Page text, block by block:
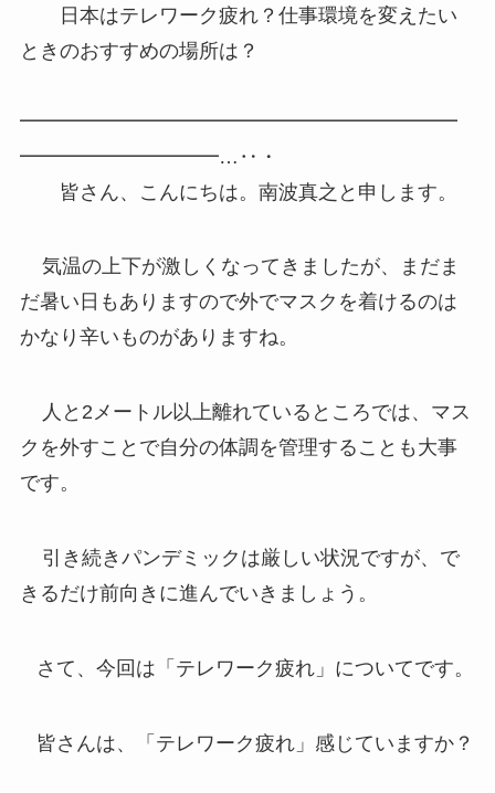
日本はテレワーク疲れ？仕事環境を変えたい
ときのおすすめの場所は？
━━━━━━━━━━━━━━━━━━━━━━
━━━━━━━━━━…‥・
皆さん、こんにちは。南波真之と申します。
気温の上下が激しくなってきましたが、まだま
だ暑い日もありますので外でマスクを着けるのは
かなり辛いものがありますね。
人と2メートル以上離れているところでは、マス
クを外すことで自分の体調を管理することも大事
です。
引き続きパンデミックは厳しい状況ですが、で
きるだけ前向きに進んでいきましょう。
さて、今回は「テレワーク疲れ」についてです。
皆さんは、「テレワーク疲れ」感じていますか？